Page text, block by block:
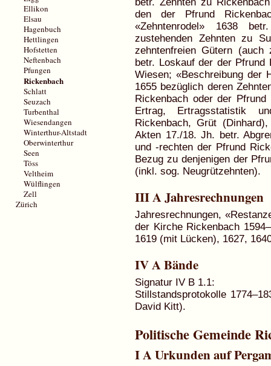
betr. Zehnten zu
den der Pfrund
«Zehntenrodel» 1638
zustehenden Zehnten zu
zehntenfreien Gütern
betr. Loskauf der der Pfrund
Wiesen; «Beschreibung der
1655 bezüglich deren
Rickenbach oder der
Ertrag, Ertragsstatistik
Rickenbach, Grüt
Akten 17./18. Jh. betr.
und -rechten der Pfrund
Bezug zu denjenigen der
(inkl. sog. Neugrützehnten).
III A Jahresrechnungen
Jahresrechnungen,
der Kirche Rickenbach
1619 (mit Lücken), 1627,
IV A Bände
Signatur IV B 1.1:
Stillstandsprotokolle
David Kitt).
Politische Gemeinde
I A Urkunden auf
Ellikon
Elsau
Hagenbuch
Hettlingen
Hofstetten
Neftenbach
Pfungen
Rickenbach
Schlatt
Seuzach
Turbenthal
Wiesendangen
Winterthur-Altstadt
Oberwinterthur
Seen
Töss
Veltheim
Wülflingen
Zell
Zürich